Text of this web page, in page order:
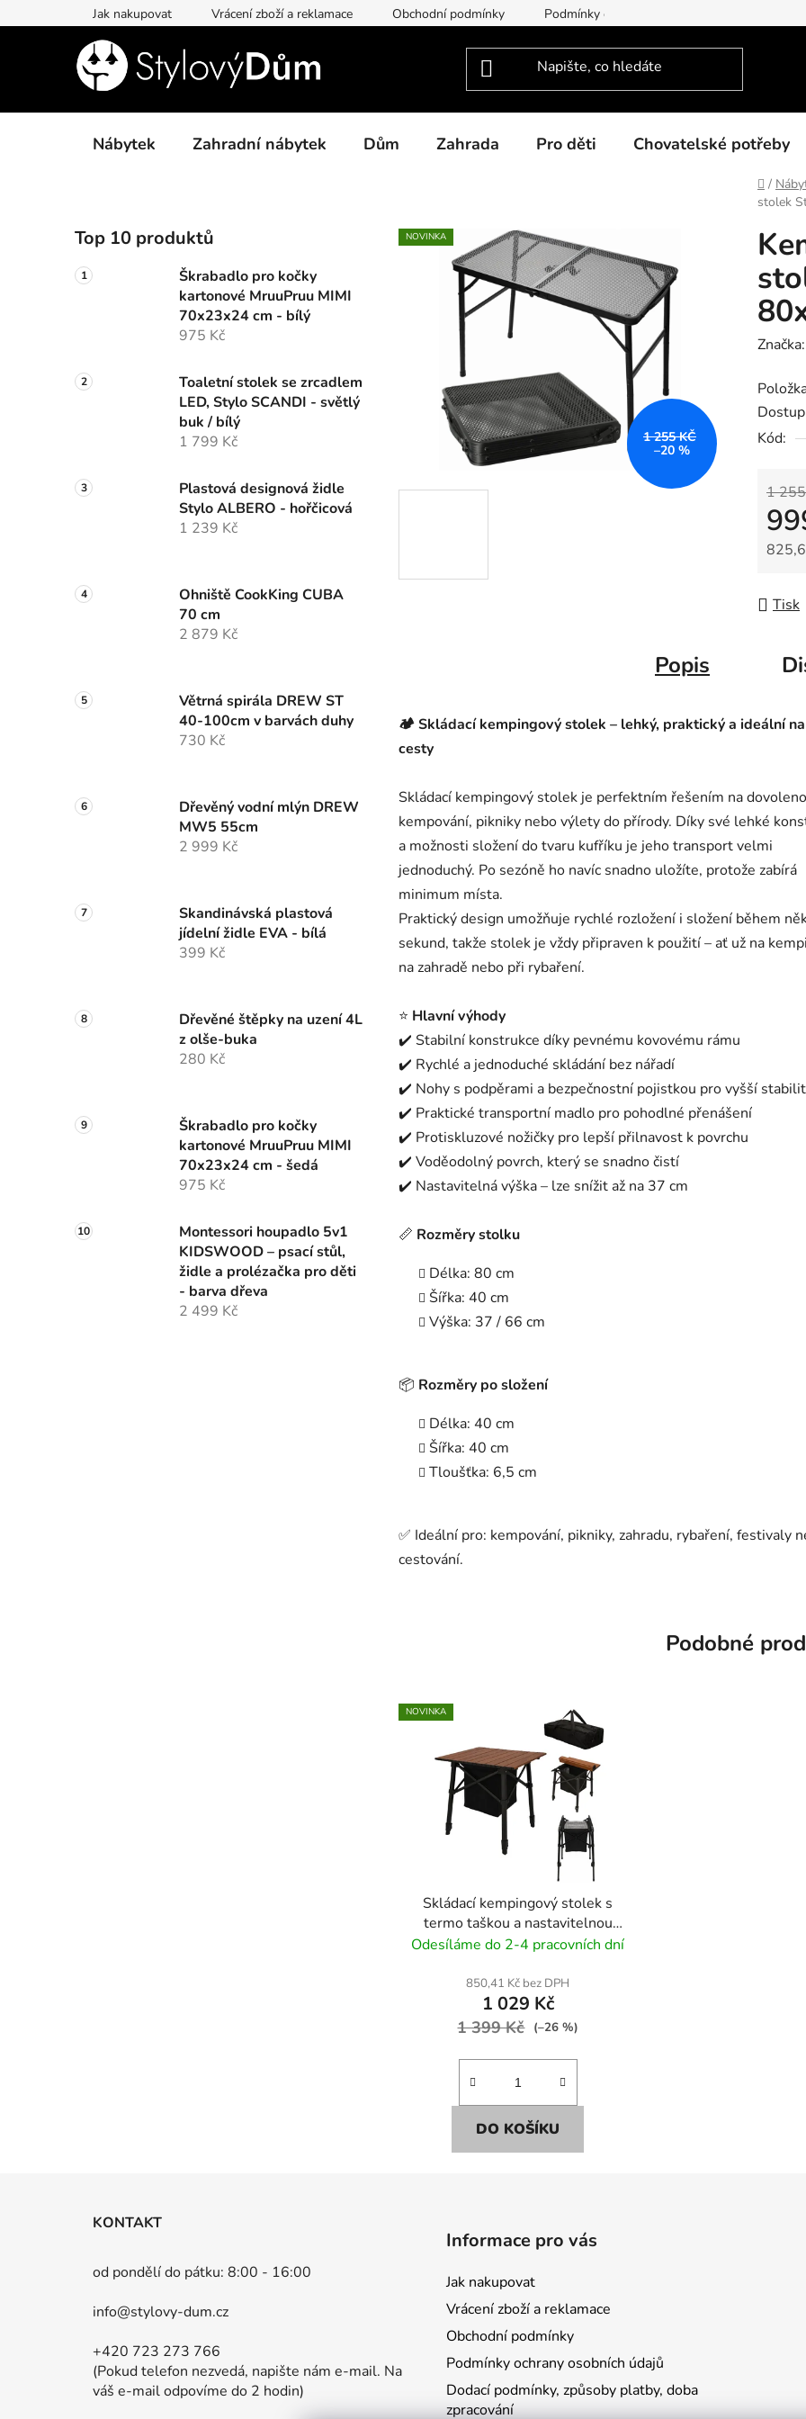
na
Jak nakupovat Vrácení zboží a reklamace Obchodní podmínky Podmínky ochrany osobních údajů
Nábytek Zahradní nábytek Dům Zahrada Pro děti Chovatelské potřeby
Domů
/
stolek
o
s
t
n
n
e
Top 10 produktů
Škrabadlo pro kočky
kartonové MruuPruu MIMI
70x23x24 cm - bílý
975 Kč
Toaletní stolek se zrcadlem
LED, Stylo SCANDI - světlý
buk / bílý
1 799 Kč
Plastová designová židle
Stylo ALBERO - hořčicová
1 239 Kč
Ohniště CookKing CUBA
70 cm
2 879 Kč
Větrná spirála DREW ST
40-100cm v barvách duhy
730 Kč
Dřevěný vodní mlýn DREW
MW5 55cm
2 999 Kč
Skandinávská plastová
jídelní židle EVA - bílá
399 Kč
Dřevěné štěpky na uzení 4L
z olše-buka
280 Kč
Škrabadlo pro kočky
kartonové MruuPruu MIMI
70x23x24 cm - šedá
975 Kč
Montessori houpadlo 5v1
KIDSWOOD – psací stůl,
židle a prolézačka pro děti
- barva dřeva
2 499 Kč
Kód:
1
Tisk
NOVINKA
1 255 KČ
–20 %
Popis
🏕️ Skládací kempingový stolek – lehký, praktický a ideální na
cesty
Skládací kempingový stolek je perfektním řešením na
kempování, pikniky nebo výlety do přírody. Díky své lehké
a možnosti složení do tvaru kufříku je jeho transport velmi
jednoduchý. Po sezóně ho navíc snadno uložíte, protože zabírá
minimum místa.
Praktický design umožňuje rychlé rozložení i složení během
sekund, takže stolek je vždy připraven k použití – ať už na
na zahradě nebo při rybaření.
⭐ Hlavní výhody
✔️ Stabilní konstrukce díky pevnému kovovému rámu
✔️ Rychlé a jednoduché skládání bez nářadí
✔️ Nohy s podpěrami a bezpečnostní pojistkou pro vyšší
✔️ Praktické transportní madlo pro pohodlné přenášení
✔️ Protiskluzové nožičky pro lepší přilnavost k povrchu
✔️ Voděodolný povrch, který se snadno čistí
✔️ Nastavitelná výška – lze snížit až na 37 cm
📏 Rozměry stolku
Délka: 80 cm
Šířka: 40 cm
Výška: 37 / 66 cm
📦 Rozměry po složení
Délka: 40 cm
Šířka: 40 cm
Tloušťka: 6,5 cm
✅ Ideální pro: kempování, pikniky, zahradu, rybaření, festivaly
cestování.
Podobné
NOVINKA
Skládací kempingový stolek s
termo taškou a nastavitelnou
výškou 50x50x50/70 - černá
Odesíláme do 2-4 pracovních dní
850,41 Kč bez DPH
1 029 Kč
1 399 Kč (–26 %)
DO KOŠÍKU
KONTAKT
od pondělí do pátku: 8:00 - 16:00
info@stylovy-dum.cz
+420 723 273 766
(Pokud telefon nezvedá, napište nám e-mail. Na
váš e-mail odpovíme do 2 hodin)
Informace pro vás
Jak nakupovat
Vrácení zboží a reklamace
Obchodní podmínky
Podmínky ochrany osobních údajů
Dodací podmínky, způsoby platby, doba
zpracování